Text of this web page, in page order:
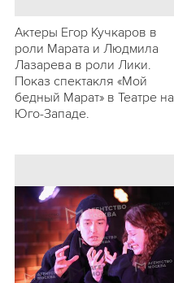
Актеры Егор Кучкаров в
роли Марата и Людмила
Лазарева в роли Лики.
Показ спектакля «Мой
бедный Марат» в Театре на
Юго-Западе.